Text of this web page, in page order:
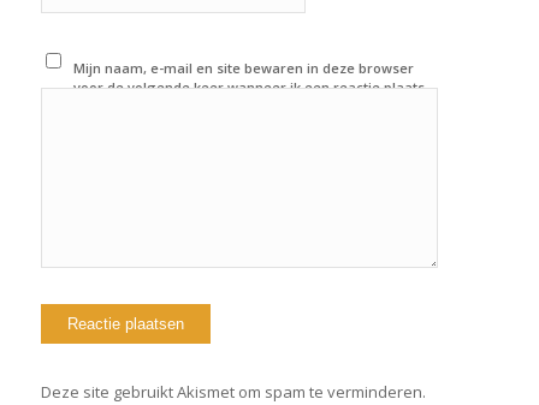
Mijn naam, e-mail en site bewaren in deze browser
voor de volgende keer wanneer ik een reactie plaats.
Deze site gebruikt Akismet om spam te verminderen.